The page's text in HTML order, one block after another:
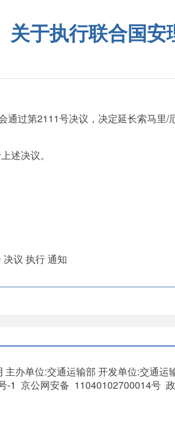
关于执行联合国
过第2111号决议，决定延长索马里/
决议。
议 执行 通知
主办单位:交通运输部 开发单位:交通运
-1 京公网安备 11040102700014号